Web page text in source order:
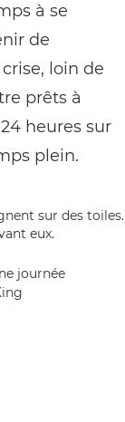
à se
de
loin de
prêts à
heures sur
plein.
journée